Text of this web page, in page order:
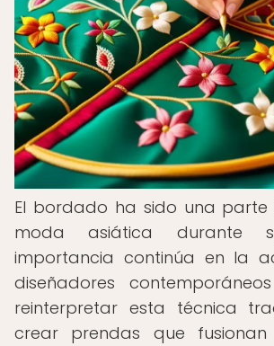
El bordado ha sido una
moda asiática durante
importancia continúa en la
diseñadores
reinterpretar esta técnica
crear prendas que